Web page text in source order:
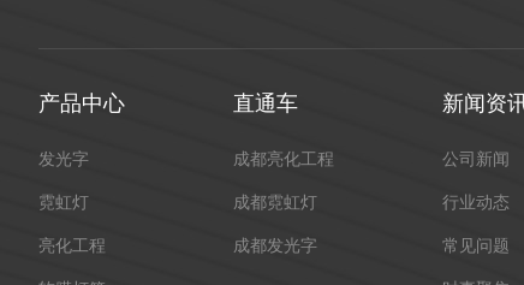
产品中心
发光字
霓虹灯
亮化工程
直通车
成都亮化工程
成都霓虹灯
成都发光字
新闻资
公司新闻
行业动态
常见问题